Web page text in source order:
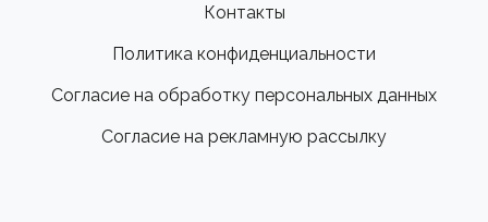
Контакты
Политика конфиденциальности
Согласие на обработку персональных данных
Согласие на рекламную рассылку